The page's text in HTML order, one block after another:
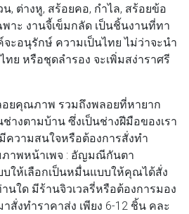
, ต่างหู, สร้อยคอ, กำไล, สร้อยข้อ
าะ งานจี้เข็มกลัด เป็นชิ้นงานที่ทา
ะอนุรักษ์ ความเป็นไทย ไม่ว่าจะนำ
ย หรือชุดลำรอง จะเพิ่มสง่าราศรี
อยคุณภาพ รวมถึงพลอยที่หายาก
ช่างตามบ้าน ซึ่งเป็นช่างฝีมือของเรา
ความสนใจหรือต้องการสั่งทำ
ภาพหน้าเพจ : อัญมณีกันตา
บให้เลือกเป็นหมื่นแบบให้คุณได้สั่ง
นใด มีร้านจิวเวลรี่หรือต้องการมอง
สั่งทำราคาส่ง เพียง 6-12 ชิ้น คละ